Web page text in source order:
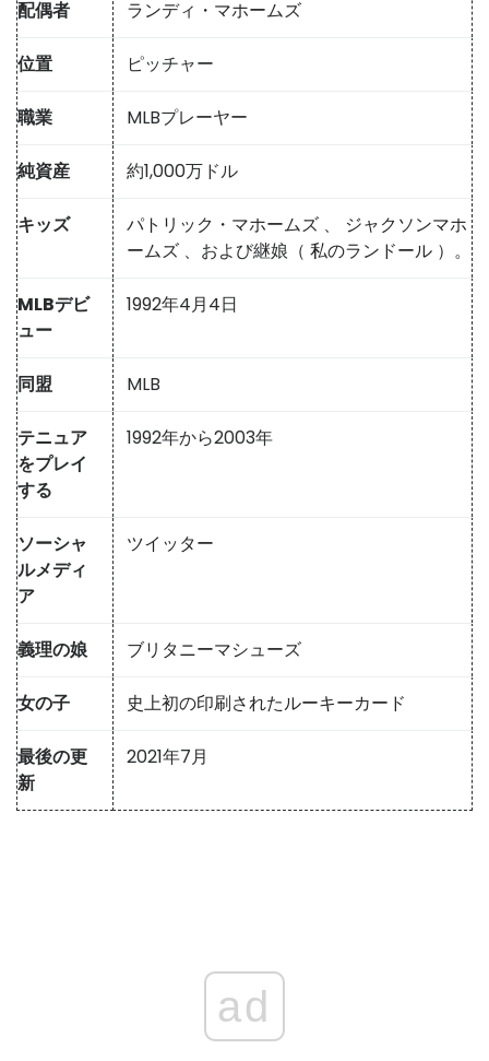
配偶者 ランディ・マホームズ
位置 ピッチャー
職業 MLBプレーヤー
純資産 約1,000万ドル
キッズ パトリック・マホームズ 、 ジャクソンマホ
ームズ 、および継娘（ 私のランドール ）。
MLBデビ
ュー
1992年4月4日
同盟 MLB
テニュア
をプレイ
する
1992年から2003年
ソーシャ
ルメディ
ア
ツイッター
義理の娘 ブリタニーマシューズ
女の子 史上初の印刷されたルーキーカード
最後の更
新
2021年7月
ad